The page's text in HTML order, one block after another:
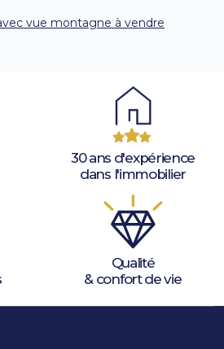
vue montagne à vendre
30 ans d'expérience
dans l'immobilier
Qualité
& confort de vie